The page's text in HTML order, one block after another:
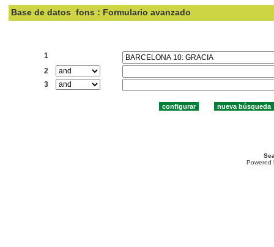
Base de datos fons : Formulario avanzado
1
2
3